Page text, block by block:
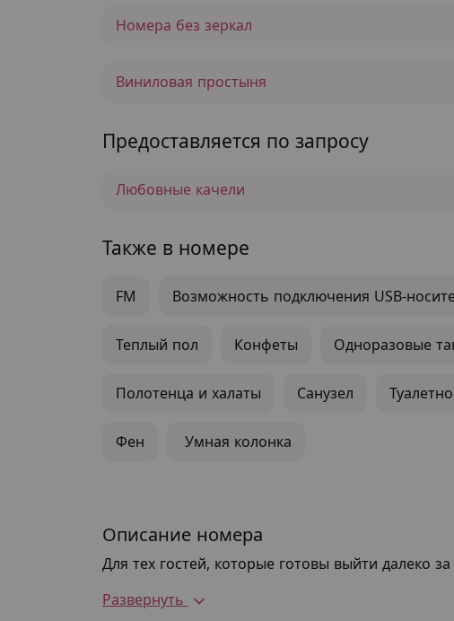
Номера без зеркал
Виниловая простыня
Предоставляется по запросу
Любовные качели
Также в номере
FM Возможность подключения USB-
Теплый пол Конфеты Одноразовые
Полотенца и халаты Санузел
Фен Умная колонка
Описание номера
Для тех гостей, которые готовы выйти далеко
Развернуть